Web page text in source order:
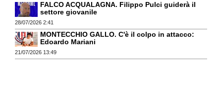
FALCO ACQUALAGNA. Filippo Pulci guiderà il
settore giovanile
28/07/2026 2:41
MONTECCHIO GALLO. C'è il colpo in attacco:
Edoardo Mariani
21/07/2026 13:49